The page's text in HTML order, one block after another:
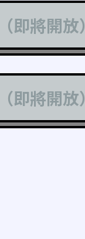
即將開放）
即將開放）